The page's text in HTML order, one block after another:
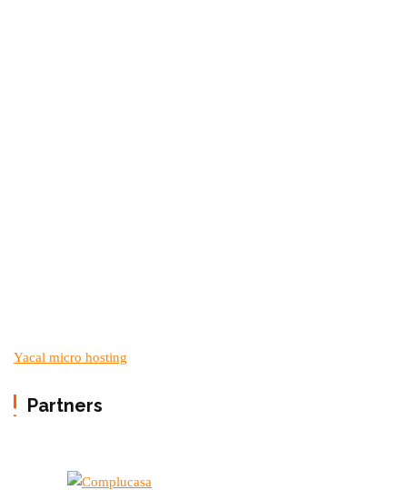
Yacal micro hosting
Partners